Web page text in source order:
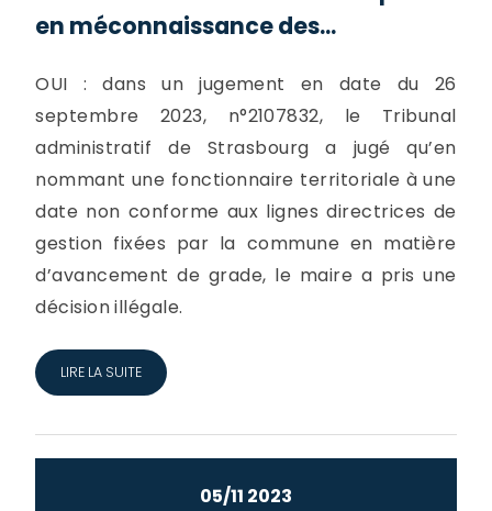
en méconnaissance des...
OUI : dans un jugement en date du 26
septembre 2023, n°2107832, le Tribunal
administratif de Strasbourg a jugé qu’en
nommant une fonctionnaire territoriale à une
date non conforme aux lignes directrices de
gestion fixées par la commune en matière
d’avancement de grade, le maire a pris une
décision illégale.
LIRE LA SUITE
05/11 2023